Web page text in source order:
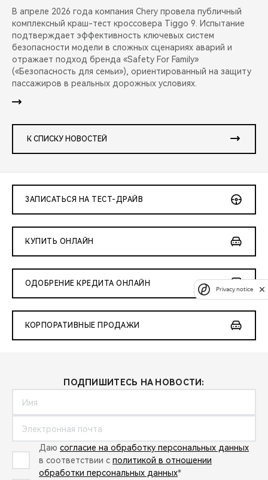
В апреле 2026 года компания Chery провела публичный
комплексный краш-тест кроссовера Tiggo 9. Испытание
подтверждает эффективность ключевых систем
безопасности модели в сложных сценариях аварий и
отражает подход бренда «Safety For Family»
(«Безопасность для семьи»), ориентированный на защиту
пассажиров в реальных дорожных условиях.
К СПИСКУ НОВОСТЕЙ
ЗАПИСАТЬСЯ НА ТЕСТ-ДРАЙВ
КУПИТЬ ОНЛАЙН
ОДОБРЕНИЕ КРЕДИТА ОНЛАЙН
КОРПОРАТИВНЫЕ ПРОДАЖИ
ПОДПИШИТЕСЬ НА НОВОСТИ:
Даю согласие на обработку персональных данных
в соответствии с политикой в отношении
обработки персональных данных*
Privacy notice